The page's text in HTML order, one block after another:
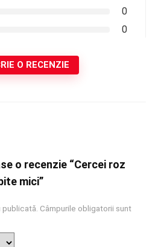
0
0
O RECENZIE
o recenzie “Cercei roz
mici”
Câmpurile obligatorii sunt